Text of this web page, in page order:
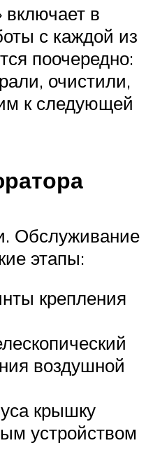
включает в
с каждой из
поочередно:
очистили,
к следующей
Обслуживание
этапы:
крепления
воздушной
крышку
устройством